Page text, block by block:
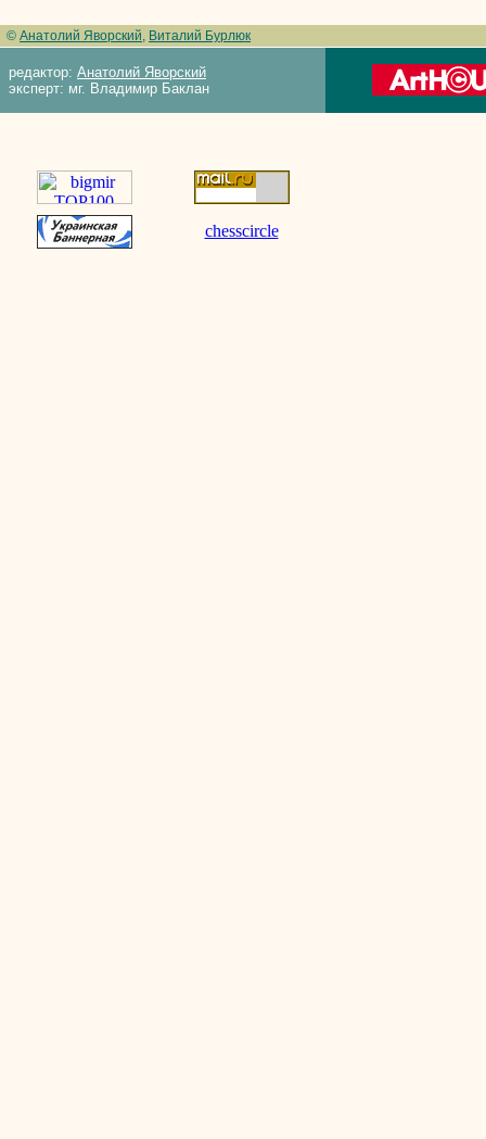
© Анатолий Яворский, Виталий Бурлюк
редактор: Анатолий Яворский
эксперт: мг. Владимир Баклан
chesscircle